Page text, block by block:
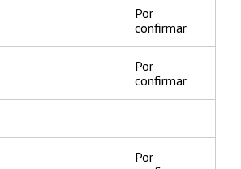
Por
confirmar
Por
confirmar
Por